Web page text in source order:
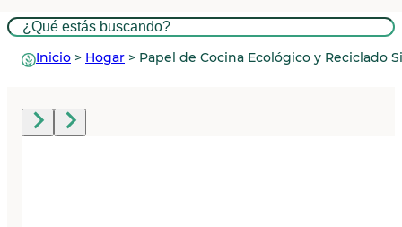
Buscar
Inicio > Hogar > Papel de Cocina Ecológico y Reciclado